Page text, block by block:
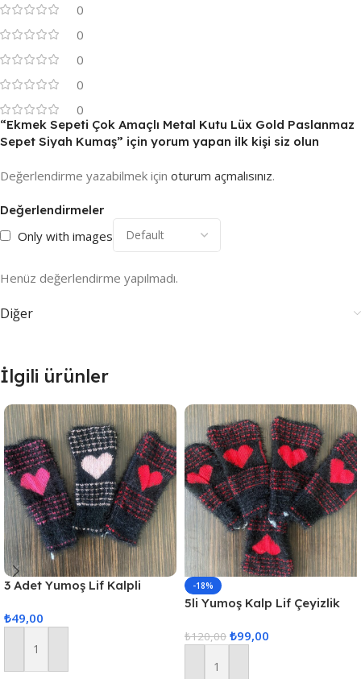
0
0
0
0
0
Değerlendirmeler
Only with images
Henüz değerlendirme yapılmadı.
“Ekmek Sepeti Çok Amaçlı Metal Kutu Lüx Gold Paslanmaz
Sepet Siyah Kumaş” için yorum yapan ilk kişi siz olun
Değerlendirme yazabilmek için oturum açmalısınız.
Diğer
İlgili ürünler
3 Adet Yumoş Lif Kalpli
₺49,00
Sepete Ekle
-18%
5li Yumoş Kalp Lif Çeyizlik
₺120,00 ₺99,00
Sepete Ekle